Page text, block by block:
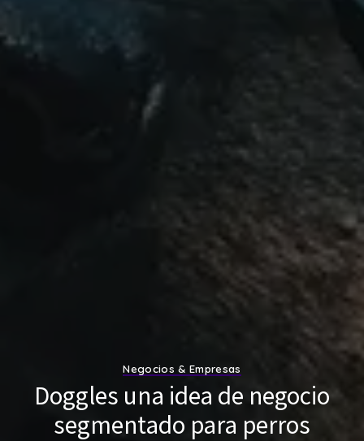
Negocios & Empresas
Doggles una idea de negocio
segmentado para perros